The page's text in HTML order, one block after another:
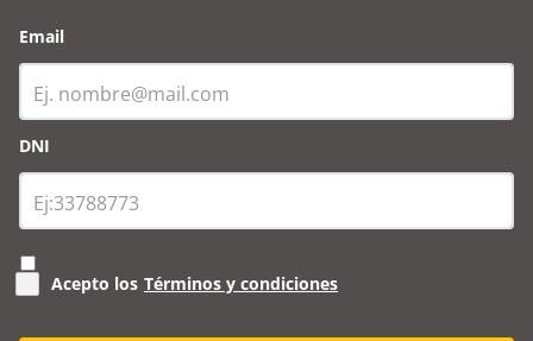
Email
DNI
Acepto los Términos y condiciones